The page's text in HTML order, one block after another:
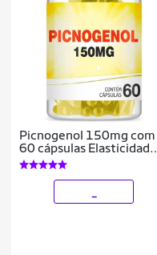
Picnogenol 150mg com
60 cápsulas Elasticidade
da Pele